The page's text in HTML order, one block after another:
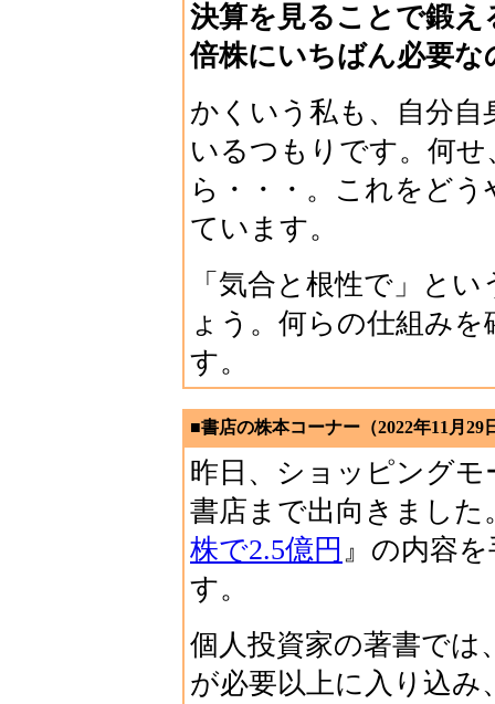
決算を見ることで鍛
倍株にいちばん必要
かくいう私も、自分
いるつもりです。何
ら・・・。これをど
ています。
「気合と根性で」と
ょう。何らの仕組み
す。
■書店の株本コーナー（2022年11月29
昨日、ショッピング
書店まで出向きました
株で2.5億円 』の内容
す。
個人投資家の著書では
が必要以上に入り込